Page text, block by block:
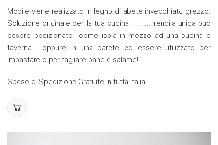
Mobile viene realizzato in legno di abete invecchiato grezzo.
Soluzione originale per la tua cucina .......... rendila unica può
essere posizionato come isola in mezzo ad una cucina o
taverna , oppure in una parete ed essere utilizzato per
impastare o per tagliare pane e salame!
Spese di Spedizione Gratuite in tutta Italia